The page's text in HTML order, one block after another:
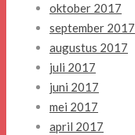
oktober 2017
september 2017
augustus 2017
juli 2017
juni 2017
mei 2017
april 2017